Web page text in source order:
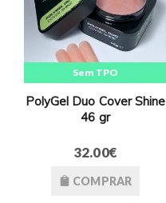
Sem TPO
PolyGel Duo Cover Shine
46 gr
32.00€
COMPRAR